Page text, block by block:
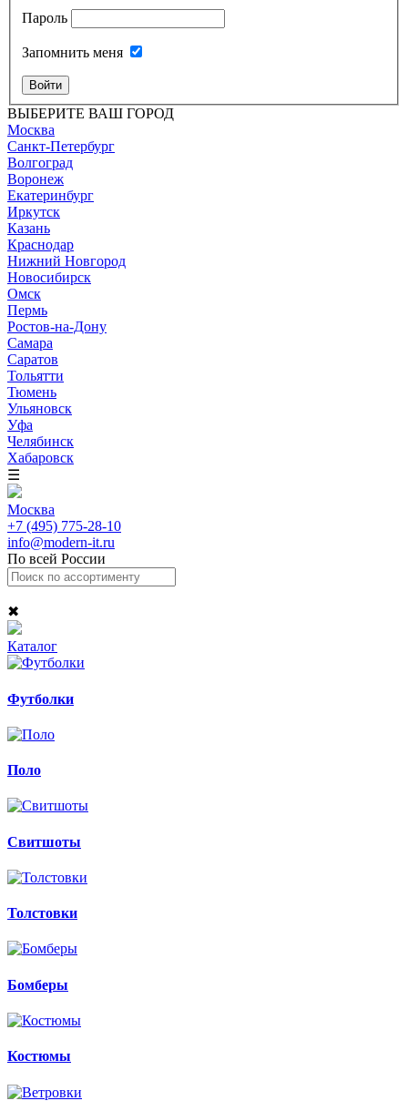
Пароль
Запомнить меня
Войти
ВЫБЕРИТЕ ВАШ ГОРОД
Москва
Санкт-Петербург
Волгоград
Воронеж
Екатеринбург
Иркутск
Казань
Краснодар
Нижний Новгород
Новосибирск
Омск
Пермь
Ростов-на-Дону
Самара
Саратов
Тольятти
Тюмень
Ульяновск
Уфа
Челябинск
Хабаровск
☰
Москва
+7 (495) 775-28-10
info@modern-it.ru
По всей России
✖
Каталог
Футболки
Поло
Свитшоты
Толстовки
Бомберы
Костюмы